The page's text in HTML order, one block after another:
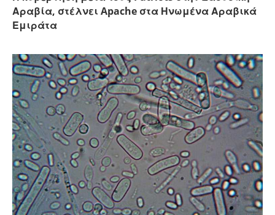
Αραβία, στέλνει Apache στα Ηνωμένα Αραβικά
Εμιράτα